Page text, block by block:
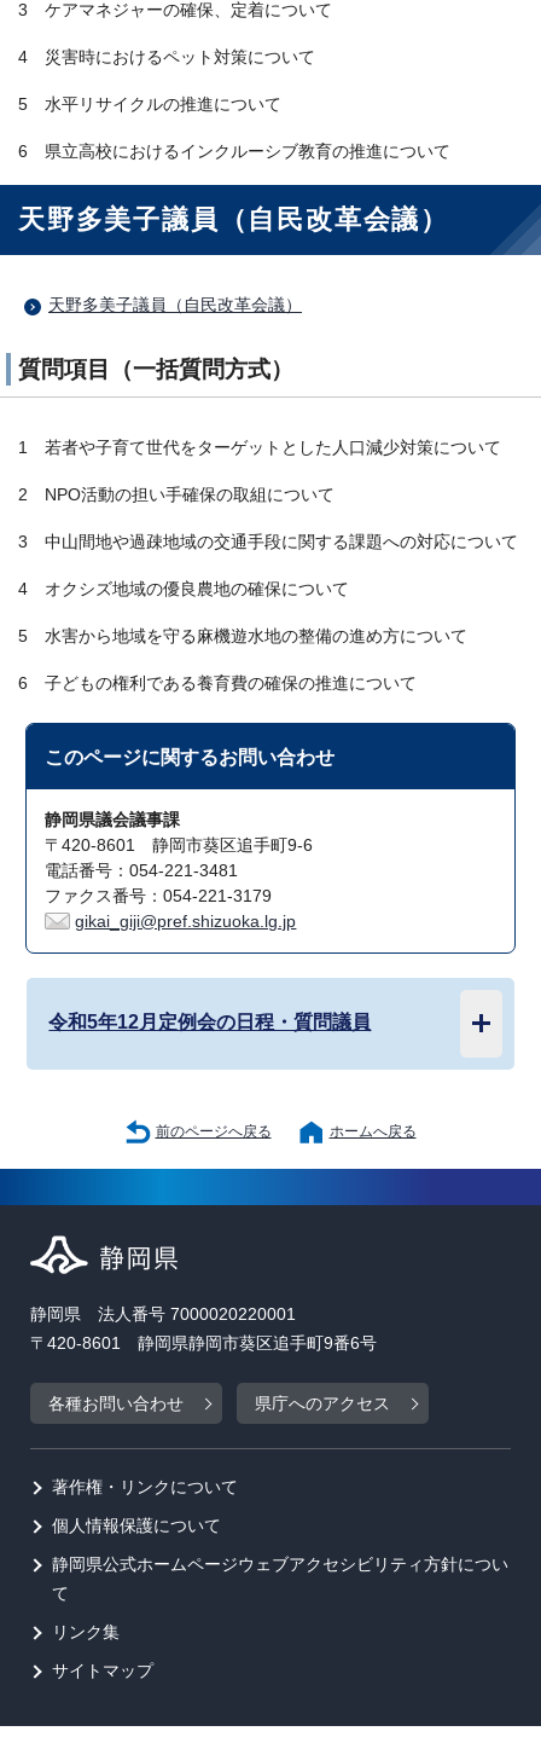
3 ケアマネジャーの確保、定着について
4 災害時におけるペット対策について
5 水平リサイクルの推進について
6 県立高校におけるインクルーシブ教育の推進について
天野多美子議員（自民改革会議）
天野多美子議員（自民改革会議）
質問項目（一括質問方式）
1 若者や子育て世代をターゲットとした人口減少対策について
2 NPO活動の担い手確保の取組について
3 中山間地や過疎地域の交通手段に関する課題への対応について
4 オクシズ地域の優良農地の確保について
5 水害から地域を守る麻機遊水地の整備の進め方について
6 子どもの権利である養育費の確保の推進について
このページに関するお問い合わせ
静岡県議会議事課
〒420-8601 静岡市葵区追手町9-6
電話番号：054-221-3481
ファクス番号：054-221-3179
gikai_giji@pref.shizuoka.lg.jp
令和5年12月定例会の日程・質問議員
前のページへ戻る ホームへ戻る
静岡県 法人番号 7000020220001
〒420-8601 静岡県静岡市葵区追手町9番6号
各種お問い合わせ 県庁へのアクセス
著作権・リンクについて
個人情報保護について
静岡県公式ホームページウェブアクセシビリティ方針につい
て
リンク集
サイトマップ